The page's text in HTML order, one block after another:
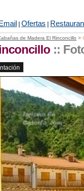
Email Ofertas
de Madera El Rinconcillo >
::